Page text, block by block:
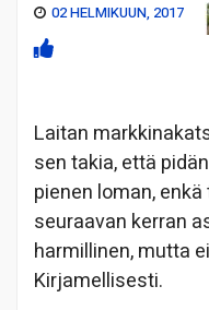
02 HELMIKUUN, 2017
Laitan
sen takia, että
pienen loman,
seuraavan kerran
harmillinen, mutta
Kirjamellisesti.